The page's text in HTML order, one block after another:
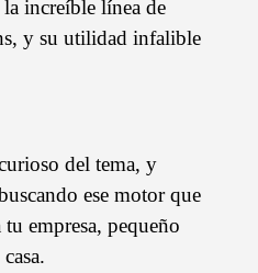
increíble línea de
y su utilidad infalible
del tema, y
ese motor que
empresa, pequeño